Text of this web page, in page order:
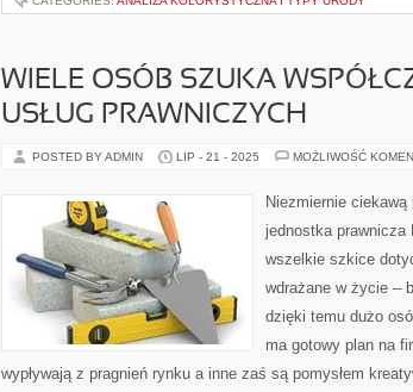
WIELE OSÓB SZUKA
USŁUG PRAWNICZYCH
POSTED BY ADMIN LIP - 21 - 2025 MOŻLIWOŚĆ
Niezmiernie ciekawą
jednostka
wszelkie szkice
wdrażane w życie –
dzięki temu dużo
ma gotowy plan na
wypływają z pragnień rynku a inne zaś są pomysłem